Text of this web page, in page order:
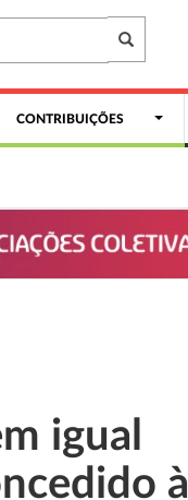
CONTRIBUIÇÕES
igual
à